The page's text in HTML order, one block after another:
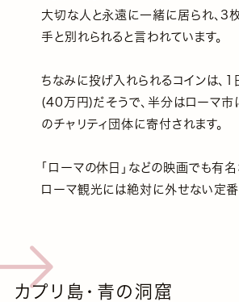
大切な人と永遠に一緒に居られ、3
手と別れられると言われています。
ちなみに投げ入れられるコインは、
(40万円)だそうで、半分はローマ市
のチャリティ団体に寄付されます。
「ローマの休日」などの映画でも有名
ローマ観光には絶対に外せない定番
カプリ島・青の洞窟